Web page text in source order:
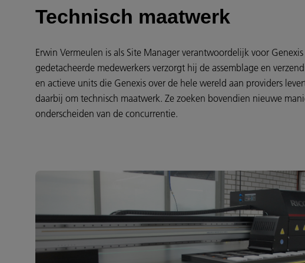
Technisch maatwerk
Erwin Vermeulen is als Site Manager verantwoordelijk voor
gedetacheerde medewerkers verzorgt hij de assemblage en
en actieve units die Genexis over de hele wereld aan providers
daarbij om technisch maatwerk. Ze zoeken bovendien nieuwe
onderscheiden van de concurrentie.